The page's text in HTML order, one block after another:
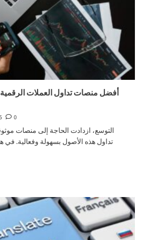
0
التوسع، ازدادت الحاجة إلى منصات
تداول هذه الأصول بسهولة وفعالية. في